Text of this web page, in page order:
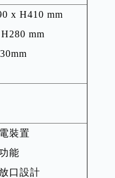
x H410 mm
mm
裝置
能
口設計